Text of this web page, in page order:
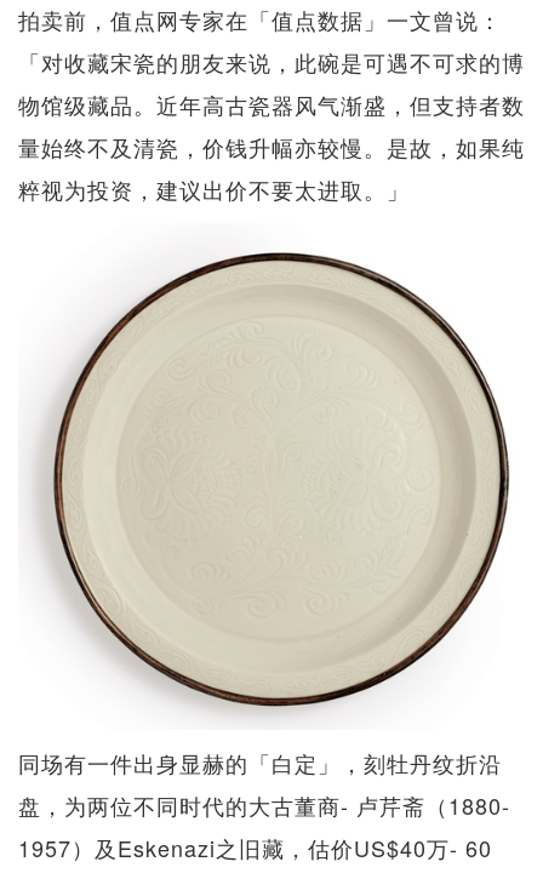
拍卖前，值点网专家在「值点数据」一文曾说：
「对收藏宋瓷的朋友来说，此碗是可遇不可求的博
物馆级藏品。近年高古瓷器风气渐盛，但支持者数
量始终不及清瓷，价钱升幅亦较慢。是故，如果纯
粹视为投资，建议出价不要太进取。」
同场有一件出身显赫的「白定」，刻牡丹纹折沿
盘，为两位不同时代的大古董商- 卢芹斋（1880-
1957）及Eskenazi之旧藏，估价US$40万- 60